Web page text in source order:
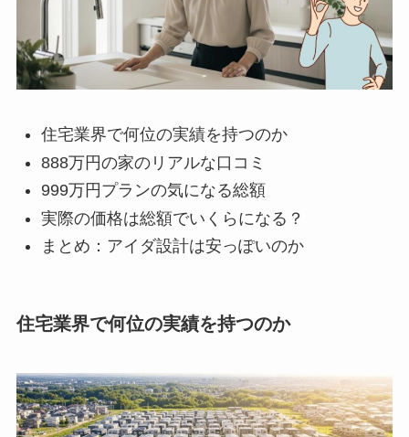
住宅業界で何位の実績を持つのか
888万円の家のリアルな口コミ
999万円プランの気になる総額
実際の価格は総額でいくらになる？
まとめ：アイダ設計は安っぽいのか
住宅業界で何位の実績を持つのか